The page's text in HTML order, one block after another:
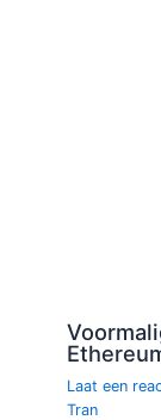
Laat een
Tran